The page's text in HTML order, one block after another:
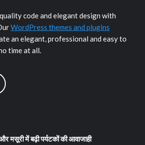
code and elegant design with
WordPress themes and plugins
an elegant, professional and easy to
time at all.
मसूरी में बढ़ी पर्यटकों की आवाजाही